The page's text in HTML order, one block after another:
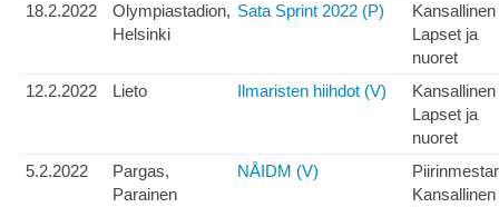
18.2.2022
Olympiastadion,
Helsinki
Sata Sprint 2022 (P)
Kansallinen
Lapset ja
nuoret
12.2.2022
Lieto Ilmaristen hiihdot (V)
Kansallinen
Lapset ja
nuoret
5.2.2022
Pargas,
Parainen
NÅIDM (V)
Kansallinen